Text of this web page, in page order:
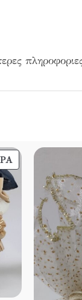
ΠΡΟΪΌΝ
ΣΕ
ΠΡΟΣΦΟΡΆ